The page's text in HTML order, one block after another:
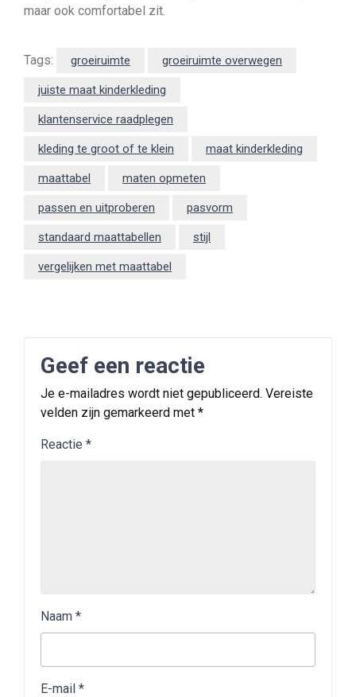
maar ook comfortabel zit.
Tags: groeiruimte groeiruimte overwegen
juiste maat kinderkleding
klantenservice raadplegen
kleding te groot of te klein maat kinderkleding
maattabel maten opmeten
passen en uitproberen pasvorm
standaard maattabellen stijl
vergelijken met maattabel
Geef een reactie
Je e-mailadres wordt niet gepubliceerd. Vereiste
velden zijn gemarkeerd met *
Reactie *
Naam *
E-mail *